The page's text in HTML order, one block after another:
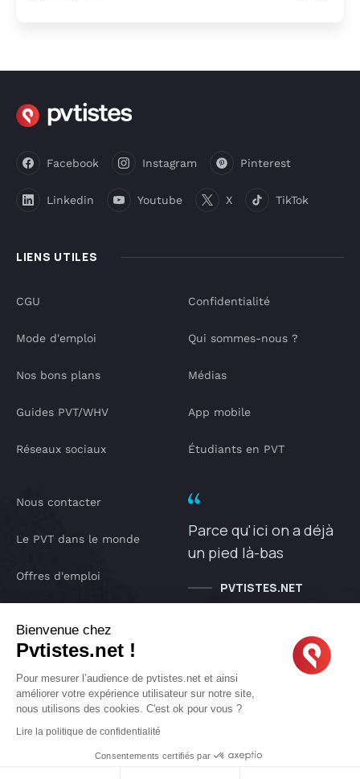
LIENS UTILES
Facebook Instagram Pinterest
Linkedin Youtube X TikTok
CGU
Mode d'emploi
Nos bons plans
Guides PVT/WHV
Réseaux sociaux
Confidentialité
Qui sommes-nous ?
Médias
App mobile
Étudiants en PVT
Nous contacter
Le PVT dans le monde
Offres d'emploi
IA pvtistes
Parce qu'ici on a déjà
un pied là-bas
PVTISTES.NET
Copyright © 2005-2026 pvtistes.net
Bienvenue chez
Pvtistes.net !
Pour mesurer l’audience de pvtistes.net et ainsi
améliorer votre expérience utilisateur sur notre site,
nous utilisons des cookies. C'est ok pour vous ?
Lire la politique de confidentialité
Consentements certifiés par